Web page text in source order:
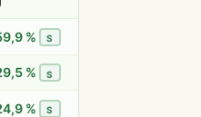
% S
% S
% S